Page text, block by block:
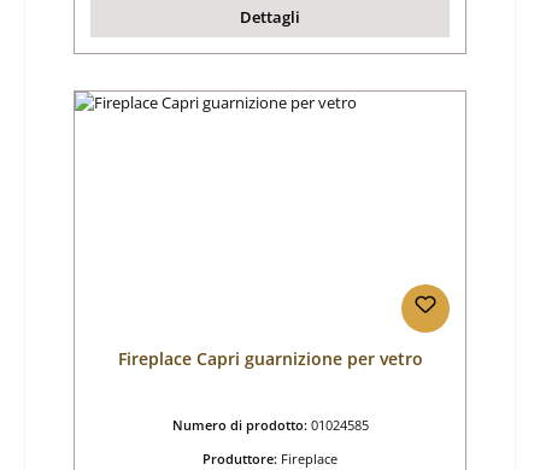
Dettagli
Fireplace Capri guarnizione per vetro
Numero di prodotto: 01024585
Produttore: Fireplace